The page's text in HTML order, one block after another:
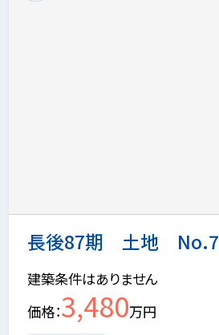
長後87期 土地 No.7
建築条件はありません
価格 3,480万円